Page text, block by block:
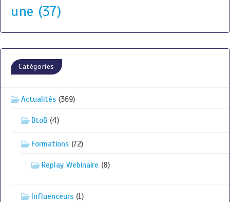
une (37)
Catégories
Actualités (369)
BtoB (4)
Formations (72)
Replay Webinaire (8)
Influenceurs (1)